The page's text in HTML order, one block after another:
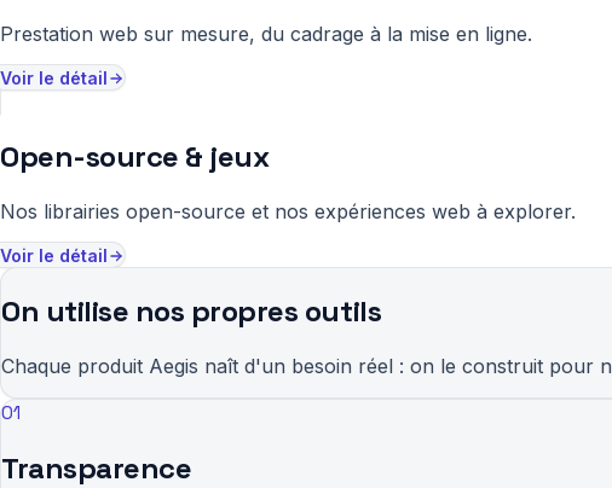
Prestation web sur mesure, du cadrage à la mise en ligne.
Voir le détail
Open-source & jeux
Nos librairies open-source et nos expériences web à explorer.
Voir le détail
On utilise nos propres outils
Chaque produit Aegis naît d'un besoin réel : on le construit pour
01
Transparence